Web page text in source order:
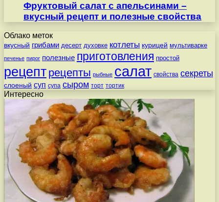
Фруктовый салат с апельсинами –
вкусный рецепт и полезные свойства
Облако меток
вкусный грибами десерт духовке котлеты курицей мультиварке
печенье пирог полезные приготовления простой
рецепт рецепты рыбные салат свойства секреты
слоеный суп супа сыром торт тортик
Интересно